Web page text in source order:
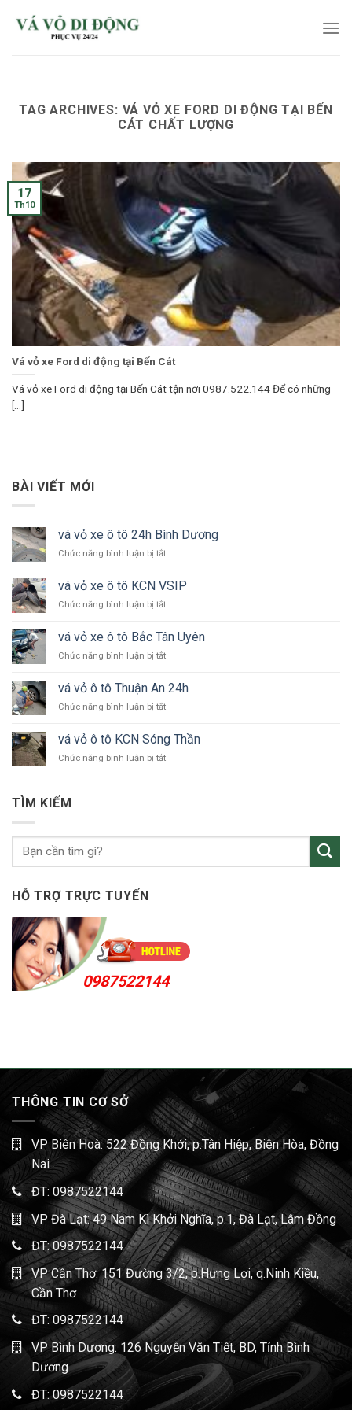
TAG ARCHIVES: VÁ VỎ XE FORD DI ĐỘNG TẠI BẾN
CÁT CHẤT LƯỢNG
Vá vỏ xe Ford di động tại Bến Cát
Vá vỏ xe Ford di động tại Bến Cát tận nơi 0987.522.144 Để có những
[...]
17
Th10
BÀI VIẾT MỚI
vá vỏ xe ô tô 24h Bình Dương
Chức năng bình luận bị tắtở
vỏ
xe
ô
24h
Dương
vá vỏ xe ô tô KCN VSIP
Chức năng bình luận bị tắtở
vỏ
xe
ô
KCN
vá vỏ xe ô tô Bắc Tân Uyên
Chức năng bình luận bị tắtở
vỏ
xe
ô
Bắc
Tân
Uyên
vá vỏ ô tô Thuận An 24h
Chức năng bình luận bị tắtở
ô
tô
vá vỏ ô tô KCN Sóng Thần
Chức năng bình luận bị tắtở
Sóng
TÌM KIẾM
HỖ TRỢ TRỰC TUYẾN
0987522144
THÔNG TIN CƠ SỞ
VP Biên Hoà: 522 Đồng Khởi, p.Tân Hiệp, Biên Hòa, Đồng
Nai
ĐT: 0987522144
VP Đà Lạt: 49 Nam Kì Khởi Nghĩa, p.1, Đà Lạt, Lâm Đồng
ĐT:0987522144
VP Cần Thơ: 151 Đường 3/2, p.Hưng Lợi, q.Ninh Kiều,
Cần Thơ
ĐT: 0987522144
VP Bình Dương: 126 Nguyễn Văn Tiết, BD, Tỉnh Bình
Dương
ĐT: 0987522144